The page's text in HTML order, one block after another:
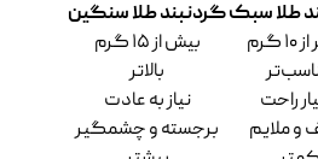
طلا سبکگردنبند طلا سنگین
گرم
بیش از ۱۵ گرم
بالاتر
راحت
نیاز به عادت
و ملایم
برجسته و چشمگیر